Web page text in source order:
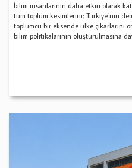
bilim insanlarının daha etkin olarak
tüm toplum kesimlerini; Türkiye`nin
toplumcu bir eksende ülke çıkarlarını
bilim politikalarının oluşturulmasına